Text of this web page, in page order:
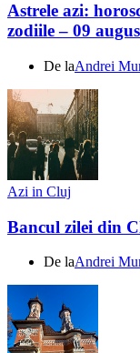
Astrele azi:
zodiile – 09
De laAndrei
Azi in Cluj
Bancul zilei din
De laAndrei